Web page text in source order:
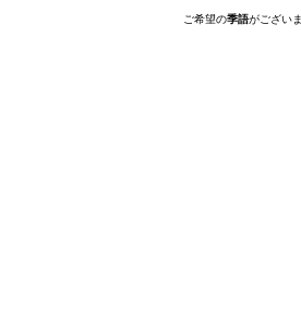
ご希望の季語がござい